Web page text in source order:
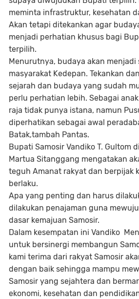
meminta infrastruktur, kesehatan
Akan tetapi ditekankan agar
menjadi perhatian khusus bagi
terpilih.
Menurutnya, budaya akan
masyarakat Kedepan. Tekankan
sejarah dan budaya yang sudah
perlu perhatian lebih. Sebagai
raja tidak punya istana, namun
diperhatikan sebagai awal
Batak,tambah Pantas.
Bupati Samosir Vandiko T. Gultom
Martua Sitanggang mengatakan
teguh Amanat rakyat dan berpijak
berlaku.
Apa yang penting dan harus
dilakukan penajaman guna
dasar kemajuan Samosir.
Dalam kesempatan ini Vandiko
untuk bersinergi membangun
kami terima dari rakyat Samosir
dengan baik sehingga mampu
Samosir yang sejahtera dan
ekonomi, kesehatan dan